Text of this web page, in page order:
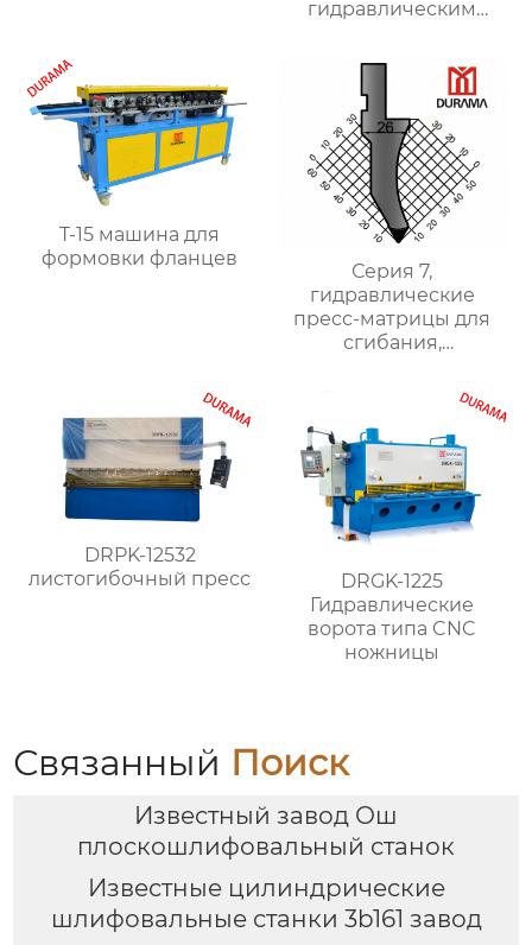
гидравлическим
T-15 машина для
формовки фланцев
Серия 7,
гидравлические
пресс-матрицы для
сгибания,
формы для сгибания
листового металла
DRPK-12532
листогибочный пресс
DRGK-1225
Гидравлические
ворота типа CNC
ножницы
Связанный Поиск
Известный завод Ош
плоскошлифовальный станок
Известные цилиндрические
шлифовальные станки 3b161 завод